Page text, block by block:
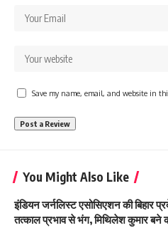
Save my name, email, and website in
You Might Also Like
इंडियन जर्नलिस्ट एसोसिएशन की बिहार
तत्काल प्रभाव से भंग, मिथिलेश कुमार बने